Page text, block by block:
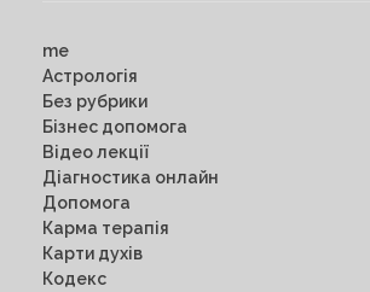
me
Астрологія
Без рубрики
Бізнес допомога
Відео лекції
Діагностика онлайн
Допомога
Карма терапія
Карти духів
Кодекс